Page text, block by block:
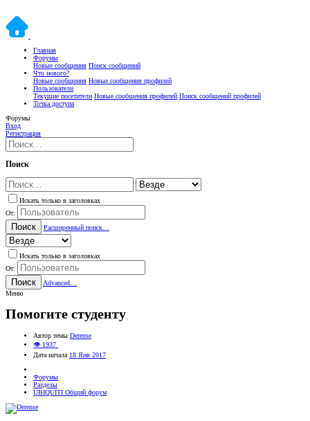
Главная
Форумы
Новые сообщения Поиск сообщений
Что нового?
Новые сообщения Новые сообщения профилей
Пользователи
Текущие посетители Новые сообщения профилей Поиск сообщений профилей
Точка доступа
Форумы
Вход
Регистрация
Поиск
Искать только в заголовках
От:
Поиск Расширенный поиск…
Искать только в заголовках
От:
Поиск
Advanced…
Меню
Помогите студенту
Автор темы Derense
👁 1937
Дата начала 18 Янв 2017
Форумы
Разделы
UBIQUITI Общий форум